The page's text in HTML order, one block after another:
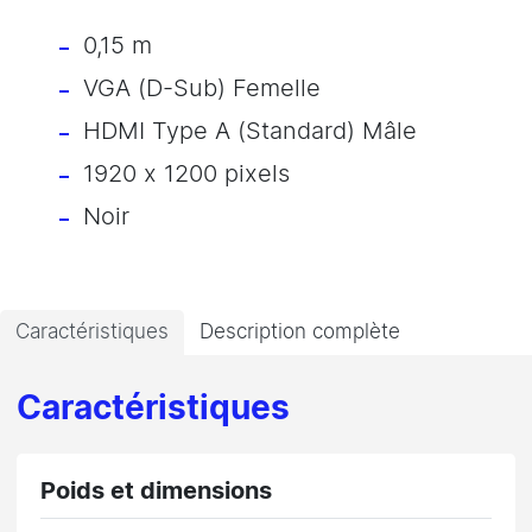
0,15 m
VGA (D-Sub) Femelle
HDMI Type A (Standard) Mâle
1920 x 1200 pixels
Noir
Caractéristiques Description complète
Caractéristiques
Poids et dimensions